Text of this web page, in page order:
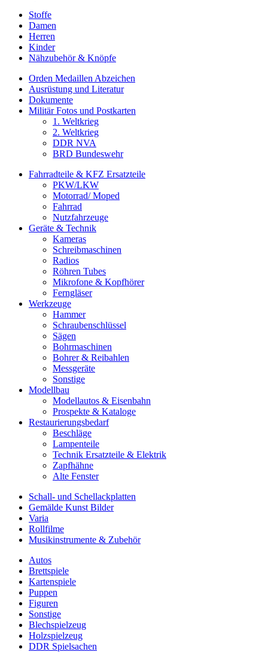
Stoffe
Damen
Herren
Kinder
Nähzubehör & Knöpfe
Orden Medaillen Abzeichen
Ausrüstung und Literatur
Dokumente
Militär Fotos und Postkarten
1. Weltkrieg
2. Weltkrieg
DDR NVA
BRD Bundeswehr
Fahrradteile & KFZ Ersatzteile
PKW/LKW
Motorrad/ Moped
Fahrrad
Nutzfahrzeuge
Geräte & Technik
Kameras
Schreibmaschinen
Radios
Röhren Tubes
Mikrofone & Kopfhörer
Ferngläser
Werkzeuge
Hammer
Schraubenschlüssel
Sägen
Bohrmaschinen
Bohrer & Reibahlen
Messgeräte
Sonstige
Modellbau
Modellautos & Eisenbahn
Prospekte & Kataloge
Restaurierungsbedarf
Beschläge
Lampenteile
Technik Ersatzteile & Elektrik
Zapfhähne
Alte Fenster
Schall- und Schellackplatten
Gemälde Kunst Bilder
Varia
Rollfilme
Musikinstrumente & Zubehör
Autos
Brettspiele
Kartenspiele
Puppen
Figuren
Sonstige
Blechspielzeug
Holzspielzeug
DDR Spielsachen